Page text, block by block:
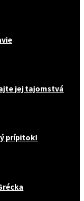
jej tajomstvá
prípitok!